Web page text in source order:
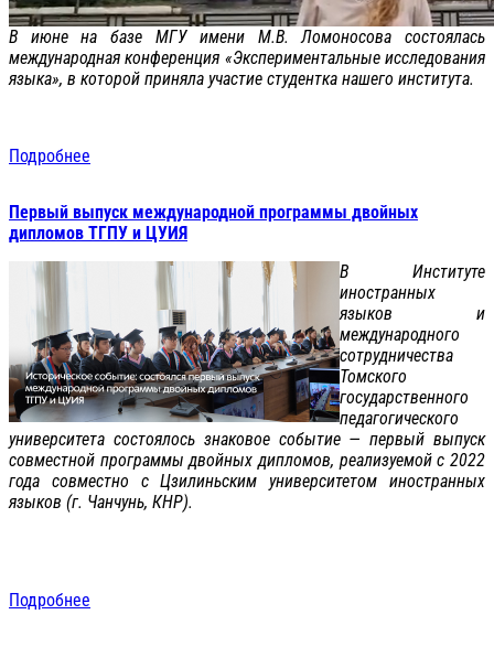
В июне на базе МГУ имени М.В. Ломоносова состоялась
международная конференция «Экспериментальные исследования
языка», в которой приняла участие студентка нашего института.
Подробнее
Первый выпуск международной программы двойных
дипломов ТГПУ и ЦУИЯ
В Институте
иностранных
языков и
международного
сотрудничества
Томского
государственного
педагогического
университета состоялось знаковое событие — первый выпуск
совместной программы двойных дипломов, реализуемой с 2022
года совместно с Цзилиньским университетом иностранных
языков (г. Чанчунь, КНР).
Подробнее